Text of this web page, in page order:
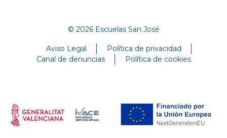
© 2026 Escuelas San José
Aviso Legal
Política de privacidad
Canal de denuncias
Política de cookies